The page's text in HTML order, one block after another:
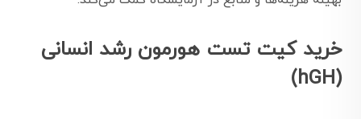
خرید کیت تست هورمون رشد انسانی
(hGH)